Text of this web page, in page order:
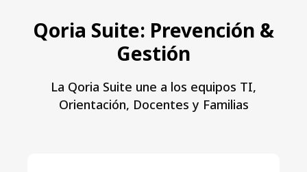
Qoria Suite: Prevención &
Gestión
La Qoria Suite une a los equipos TI,
Orientación, Docentes y Familias